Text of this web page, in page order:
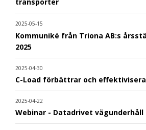
transporter
2025-05-15
Kommuniké från Triona AB:s
2025
2025-04-30
C-Load förbättrar och
2025-04-22
Webinar - Datadrivet vägunderhåll